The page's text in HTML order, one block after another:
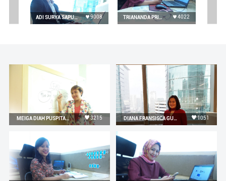
ADI SURYA SAPUTRA 9008 TRIANANDA PRIHANDAYANTI 4022
MEIGA DIAH PUSPITASARI 3215 DIANA FRANSISCA GULTOM 1051